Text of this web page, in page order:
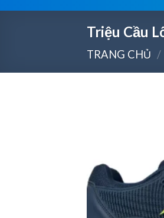
Triệu Cầu
TRANG CHỦ /